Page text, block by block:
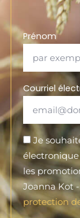
Prénom
Courriel
Je
électronique
les
Joanna Kot
protection